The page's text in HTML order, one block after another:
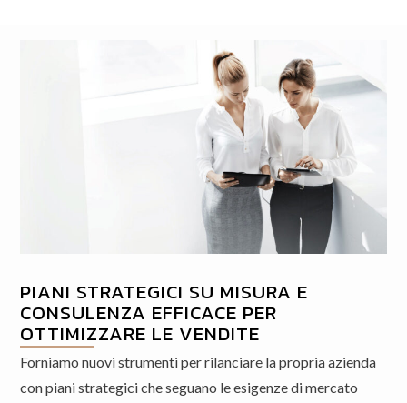
PIANI STRATEGICI SU MISURA E
CONSULENZA EFFICACE PER
OTTIMIZZARE LE VENDITE
Forniamo nuovi strumenti per rilanciare la propria azienda
con piani strategici che seguano le esigenze di mercato